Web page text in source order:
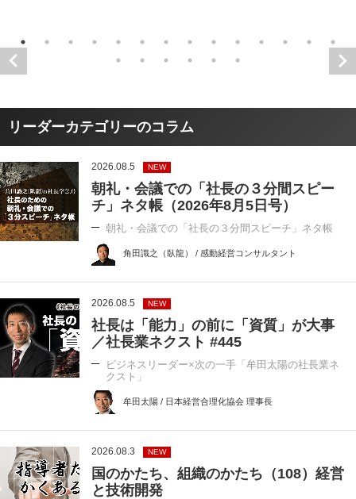
リーダーカテゴリーのコラム
2026.08.5 NEW
朝礼・会議での「社長の３分間スピー
チ」ネタ帳（2026年8月5日号）
朝礼・会議での「社長の３分間スピーチ」ネタ帳
角田識之（臥龍） / 感動経営コンサルタント
2026.08.5 NEW
社長は「能力」の前に「資質」が大事
／社長業ネクスト #445
ビジネスリーダー×次の一手「牟田太陽の社長業ネ
クスト」
牟田太陽 / 日本経営合理化協会 理事長
2026.08.3 NEW
国のかたち、組織のかたち（108）経営
と技術開発